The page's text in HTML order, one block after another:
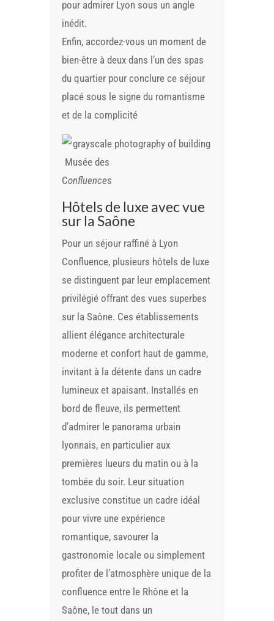
pour admirer Lyon sous un angle
inédit.
Enfin, accordez-vous un moment de
bien-être à deux dans l’un des spas
du quartier pour conclure ce séjour
placé sous le signe du romantisme
et de la complicité
Musée des
Confluences
Hôtels de luxe avec vue
sur la Saône
Pour un séjour raffiné à Lyon
Confluence, plusieurs hôtels de luxe
se distinguent par leur emplacement
privilégié offrant des vues superbes
sur la Saône. Ces établissements
allient élégance architecturale
moderne et confort haut de gamme,
invitant à la détente dans un cadre
lumineux et apaisant. Installés en
bord de fleuve, ils permettent
d’admirer le panorama urbain
lyonnais, en particulier aux
premières lueurs du matin ou à la
tombée du soir. Leur situation
exclusive constitue un cadre idéal
pour vivre une expérience
romantique, savourer la
gastronomie locale ou simplement
profiter de l’atmosphère unique de la
confluence entre le Rhône et la
Saône, le tout dans un